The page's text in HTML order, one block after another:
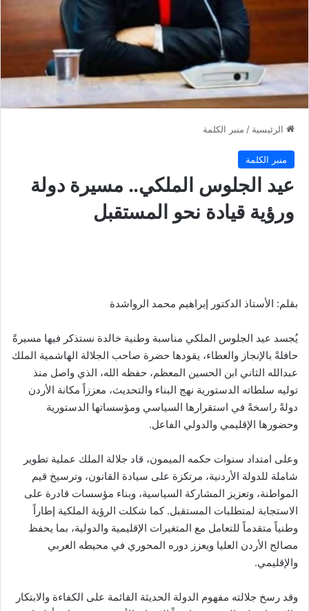
الرئيسية / منبر الكلمة
منبر الكلمة
عيد الجلوس الملكي.. مسيرة دولة
ورؤية قيادة نحو المستقبل
بقلم: الأستاذ الدكتور إبراهيم محمد الرواشدة
يُجسد عيد الجلوس الملكي مناسبة وطنية خالدة نستذكر فيها مسيرةً
حافلةً بالإنجاز والعطاء، يقودها حضرة صاحب الجلالة الهاشمية الملك
عبدالله الثاني ابن الحسين المعظم، حفظه الله، الذي واصل منذ
توليه سلطاته الدستورية نهج البناء والتحديث، معززاً مكانة الأردن
دولةً راسخةً في استقرارها السياسي ومؤسساتها الدستورية
وحضورها الإقليمي والدولي الفاعل.
وعلى امتداد سنوات حكمه الميمون، قاد جلالة الملك عملية تطوير
شاملة للدولة الأردنية، مرتكزة على سيادة القانون، وترسيخ قيم
المواطنة، وتعزيز المشاركة السياسية، وبناء مؤسسات قادرة على
الاستجابة لمتطلبات المستقبل. كما شكلت الرؤية الملكية إطاراً
وطنياً متقدماً للتعامل مع المتغيرات الإقليمية والدولية، بما يحفظ
مصالح الأردن العليا ويعزز دوره المحوري في محيطه العربي
والإقليمي.
وقد رسخ جلالته مفهوم الدولة الحديثة القائمة على الكفاءة والابتكار